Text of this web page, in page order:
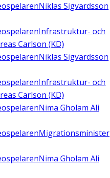
Niklas Sigvardsson
Infrastruktur- och
Carlson (KD)
Niklas Sigvardsson
Infrastruktur- och
Carlson (KD)
Nima Gholam Ali
Migrationsminister
Nima Gholam Ali